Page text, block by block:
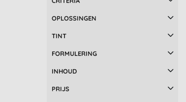
Naturtint (12)
Odylique (3)
PURE Papayacare (1)
Q and A (3)
(1)
20% Korting - Uitverkoop (4)
OPLOSSINGEN
TINT
FORMULERING
INHOUD
PRIJS